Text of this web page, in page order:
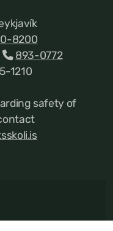
8200
893-0772
1210
safety of